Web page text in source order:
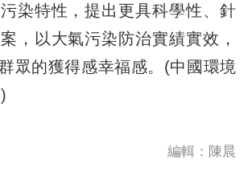
染特性，提出更具科學性、針
，以大氣污染防治實績實效，
眾的獲得感幸福感。(中國環境
編輯：陳晨